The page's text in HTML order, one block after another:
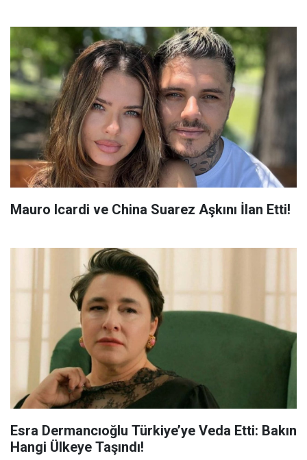
Mauro Icardi ve China Suarez Aşkını İlan Etti!
Esra Dermancıoğlu Türkiye’ye Veda Etti: Bakın
Hangi Ülkeye Taşındı!